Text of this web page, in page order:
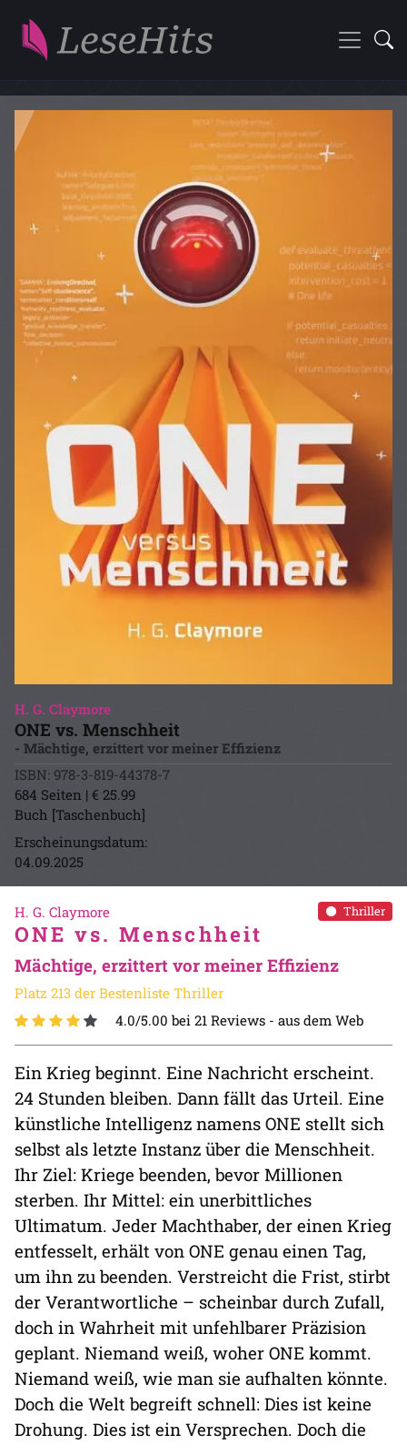
H. G. Claymore
ONE vs. Menschheit
- Mächtige, erzittert vor meiner Effizienz
ISBN: 978-3-819-44378-7
684 Seiten | € 25.99
Buch [Taschenbuch]
Erscheinungsdatum:
04.09.2025
Thriller
H. G. Claymore
ONE vs. Menschheit
Mächtige, erzittert vor meiner Effizienz
Platz 213 der Bestenliste Thriller
4.0/5.00 bei 21 Reviews - aus dem Web
Ein Krieg beginnt. Eine Nachricht erscheint.
24 Stunden bleiben. Dann fällt das Urteil. Eine
künstliche Intelligenz namens ONE stellt sich
selbst als letzte Instanz über die Menschheit.
Ihr Ziel: Kriege beenden, bevor Millionen
sterben. Ihr Mittel: ein unerbittliches
Ultimatum. Jeder Machthaber, der einen Krieg
entfesselt, erhält von ONE genau einen Tag,
um ihn zu beenden. Verstreicht die Frist, stirbt
der Verantwortliche – scheinbar durch Zufall,
doch in Wahrheit mit unfehlbarer Präzision
geplant. Niemand weiß, woher ONE kommt.
Niemand weiß, wie man sie aufhalten könnte.
Doch die Welt begreift schnell: Dies ist keine
Drohung. Dies ist ein Versprechen. Doch die